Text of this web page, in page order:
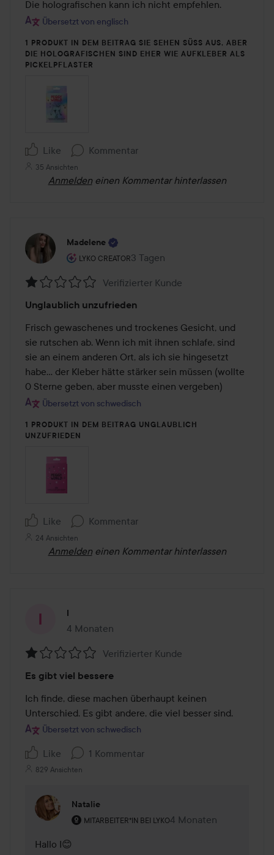
Die holografischen kann ich nicht empfehlen.
Übersetzt von englisch
1 PRODUKT IN DEM BEITRAG SIE SEHEN SÜSS AUS, ABER D
IE HOLOGRAFISCHEN SIND EHER WIE AUFKLEBER ALS P
ICKELPFLASTER
Like Kommentar
35 Ansichten
Anmelden einen Kommentar hinterlassen
Madelene
LYKO CREATOR
Rolle des Benutzers: Lyko Creator.
3 Tagen
Der Beitrag wurde 3 Tagen
1
von
5
Verifizierter Kunde
Unglaublich unzufrieden
Frisch gewaschenes und trockenes Gesicht, und
sie rutschen ab. Wenn ich mit ihnen schlafe, sind
sie an einem anderen Ort, als ich sie hingesetzt
habe... der Kleber hätte stärker sein müssen (wollte
0 Sterne geben, aber musste einen vergeben)
Übersetzt von schwedisch
1 PRODUKT IN DEM BEITRAG UNGLAUBLICH
UNZUFRIEDEN
Like Kommentar
24 Ansichten
Anmelden einen Kommentar hinterlassen
I
4 Monaten
Der Beitrag wurde 4 Monaten erstellt
1
von
5
Verifizierter Kunde
Es gibt viel bessere
Ich finde, diese machen überhaupt keinen
Unterschied. Es gibt andere, die viel besser sind.
Übersetzt von schwedisch
Like 1 Kommentar
829 Ansichten
Natalie
MITARBEITER*IN BEI LYKO
Rolle des Benutzers: Mitarbeiter*in bei Lyko.
4 Monaten
Kommentaren lades 4
Hallo I😊